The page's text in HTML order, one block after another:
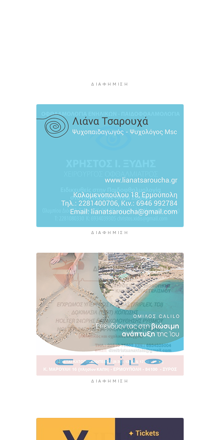
Αυξήθηκαν οι Έλληνες που αποφάσισαν να
διακόψουν το κάπνισμα
10 ώρες 20 λεπτά πρίν
ΔΙΑΦΉΜΙΣΗ
ΔΙΑΦΉΜΙΣΗ
ΔΙΑΦΉΜΙΣΗ